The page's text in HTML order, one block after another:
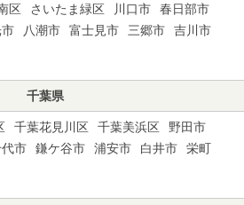
区 さいたま緑区 川口市
春日部市
八潮市 富士見市 三郷市
吉川市
千葉県
千葉花見川区 千葉美浜区
野田市
代市 鎌ケ谷市 浦安市 白井市
栄町